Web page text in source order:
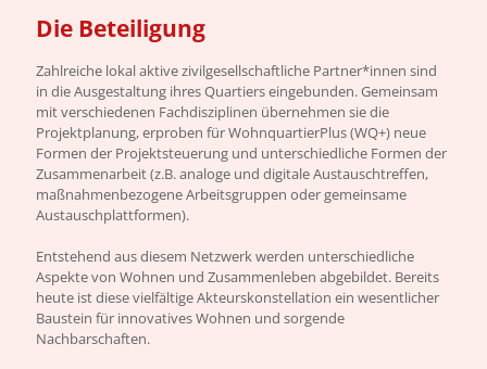
Die Beteiligung
Zahlreiche lokal aktive zivilgesellschaftliche Partner*innen sind
in die Ausgestaltung ihres Quartiers eingebunden. Gemeinsam
mit verschiedenen Fachdisziplinen übernehmen sie die
Projektplanung, erproben für WohnquartierPlus (WQ+) neue
Formen der Projektsteuerung und unterschiedliche Formen der
Zusammenarbeit (z.B. analoge und digitale Austauschtreffen,
maßnahmenbezogene Arbeitsgruppen oder gemeinsame
Austauschplattformen).
Entstehend aus diesem Netzwerk werden unterschiedliche
Aspekte von Wohnen und Zusammenleben abgebildet. Bereits
heute ist diese vielfältige Akteurskonstellation ein wesentlicher
Baustein für innovatives Wohnen und sorgende
Nachbarschaften.